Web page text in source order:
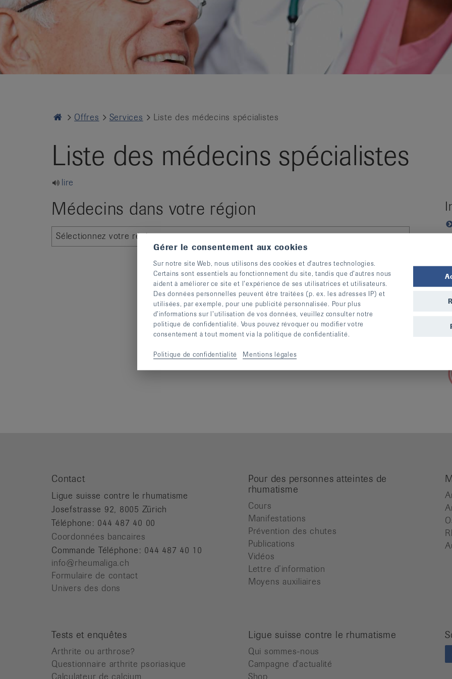
it
Home
Offres Services Liste des médecins spécialistes
Liste des médecins spécialistes
lire
Médecins dans votre région
Sélectionnez votre région.
Contact
Ligue suisse contre le rhumatisme
Josefstrasse 92, 8005 Zürich
Téléphone: 044 487 40 00
Coordonnées bancaires
Commande Téléphone: 044 487 40 10
info@rheumaliga.ch
Formulaire de contact
Univers des dons
Pour des personnes atteintes de
rhumatisme
Cours
Manifestations
Prévention des chutes
Publications
Vidéos
Lettre d’information
Moyens auxiliaires
Tests et enquêtes
Arthrite ou arthrose?
Questionnaire arthrite psoriasique
Calculateur de calcium
Ligue suisse contre le rhumatisme
Qui sommes-nous
Campagne d'actualité
Shop
Gérer le consentement aux cookies
Sur notre site Web, nous utilisons des cookies et d’autres technologies.
Certains sont essentiels au fonctionnement du site, tandis que d’autres nous
aident à améliorer ce site et l’expérience de ses utilisatrices et utilisateurs.
Des données personnelles peuvent être traitées (p. ex. les adresses IP) et
utilisées, par exemple, pour une publicité personnalisée. Pour plus
d’informations sur l’utilisation de vos données, veuillez consulter notre
politique de confidentialité. Vous pouvez révoquer ou modifier votre
consentement à tout moment via la politique de confidentialité.
Politique de confidentialité Mentions légales